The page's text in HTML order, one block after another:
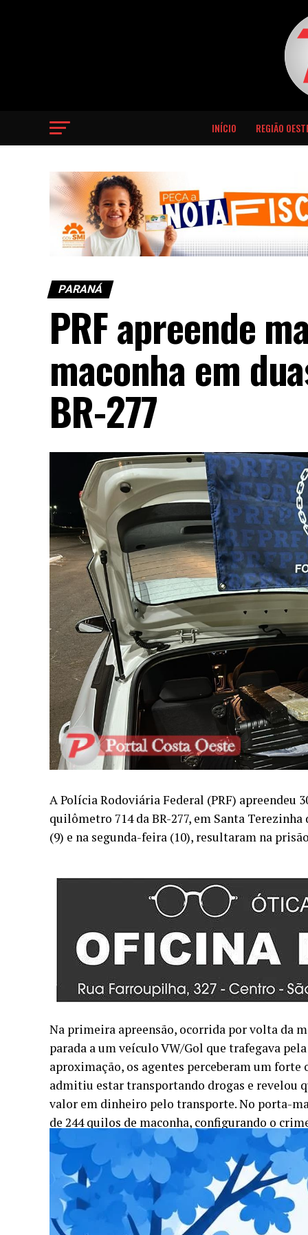
INÍCIO REGIÃO
PARANÁ
PRF apreende
maconha em
BR-277
A Polícia Rodoviária Federal (PRF) apreendeu
quilômetro 714 da BR-277, em Santa
(9) e na segunda-feira (10), resultaram na
Na primeira apreensão, ocorrida por volta da
parada a um veículo VW/Gol que trafegava
aproximação, os agentes perceberam um
admitiu estar transportando drogas e revelou
valor em dinheiro pelo transporte. No porta-
de 244 quilos de maconha, configurando o
Polícia Civil de Foz do Iguaçu (PR).
Já na madrugada de segunda-feira, por volta
trecho da rodovia. Um Hyundai HB20
e tentou fugir. Para conter o veículo, a equipe
perfurou os pneus do carro. Após uma breve